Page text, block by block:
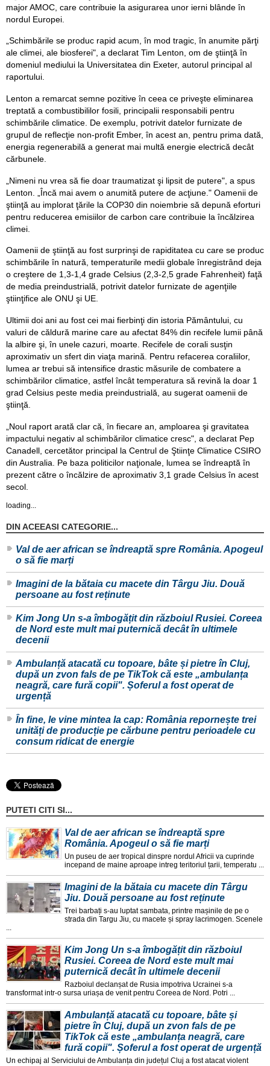
major AMOC, care contribuie la asigurarea unor ierni blânde în
nordul Europei.
„Schimbările se produc rapid acum, în mod tragic, în anumite părţi
ale climei, ale biosferei", a declarat Tim Lenton, om de ştiinţă în
domeniul mediului la Universitatea din Exeter, autorul principal al
raportului.
Lenton a remarcat semne pozitive în ceea ce priveşte eliminarea
treptată a combustibililor fosili, principalii responsabili pentru
schimbările climatice. De exemplu, potrivit datelor furnizate de
grupul de reflecţie non-profit Ember, în acest an, pentru prima dată,
energia regenerabilă a generat mai multă energie electrică decât
cărbunele.
„Nimeni nu vrea să fie doar traumatizat şi lipsit de putere", a spus
Lenton. „Încă mai avem o anumită putere de acţiune." Oamenii de
ştiinţă au implorat ţările la COP30 din noiembrie să depună eforturi
pentru reducerea emisiilor de carbon care contribuie la încălzirea
climei.
Oamenii de ştiinţă au fost surprinşi de rapiditatea cu care se produc
schimbările în natură, temperaturile medii globale înregistrând deja
o creştere de 1,3-1,4 grade Celsius (2,3-2,5 grade Fahrenheit) faţă
de media preindustrială, potrivit datelor furnizate de agenţiile
ştiinţifice ale ONU şi UE.
Ultimii doi ani au fost cei mai fierbinţi din istoria Pământului, cu
valuri de căldură marine care au afectat 84% din recifele lumii până
la albire şi, în unele cazuri, moarte. Recifele de corali susţin
aproximativ un sfert din viaţa marină. Pentru refacerea coraliilor,
lumea ar trebui să intensifice drastic măsurile de combatere a
schimbărilor climatice, astfel încât temperatura să revină la doar 1
grad Celsius peste media preindustrială, au sugerat oamenii de
ştiinţă.
„Noul raport arată clar că, în fiecare an, amploarea şi gravitatea
impactului negativ al schimbărilor climatice cresc", a declarat Pep
Canadell, cercetător principal la Centrul de Ştiinţe Climatice CSIRO
din Australia. Pe baza politicilor naţionale, lumea se îndreaptă în
prezent către o încălzire de aproximativ 3,1 grade Celsius în acest
secol.
loading...
DIN ACEEASI CATEGORIE...
Val de aer african se îndreaptă spre România. Apogeul
o să fie marți
Imagini de la bătaia cu macete din Târgu Jiu. Două
persoane au fost reținute
Kim Jong Un s-a îmbogățit din războiul Rusiei. Coreea
de Nord este mult mai puternică decât în ultimele
decenii
Ambulanță atacată cu topoare, bâte și pietre în Cluj,
după un zvon fals de pe TikTok că este „ambulanța
neagră, care fură copii". Șoferul a fost operat de
urgență
În fine, le vine mintea la cap: România repornește trei
unități de producție pe cărbune pentru perioadele cu
consum ridicat de energie
PUTETI CITI SI...
Val de aer african se îndreaptă spre
România. Apogeul o să fie marți
Un puseu de aer tropical dinspre nordul Africii va cuprinde
incepand de maine aproape intreg teritoriul țarii, temperatu ...
Imagini de la bătaia cu macete din Târgu
Jiu. Două persoane au fost reținute
Trei barbați s-au luptat sambata, printre mașinile de pe o
strada din Targu Jiu, cu macete și spray lacrimogen. Scenele
...
Kim Jong Un s-a îmbogățit din războiul
Rusiei. Coreea de Nord este mult mai
puternică decât în ultimele decenii
Razboiul declanșat de Rusia impotriva Ucrainei s-a
transformat intr-o sursa uriașa de venit pentru Coreea de Nord. Potri ...
Ambulanță atacată cu topoare, bâte și
pietre în Cluj, după un zvon fals de pe
TikTok că este „ambulanța neagră, care
fură copii". Șoferul a fost operat de urgență
Un echipaj al Serviciului de Ambulanța din județul Cluj a fost atacat violent